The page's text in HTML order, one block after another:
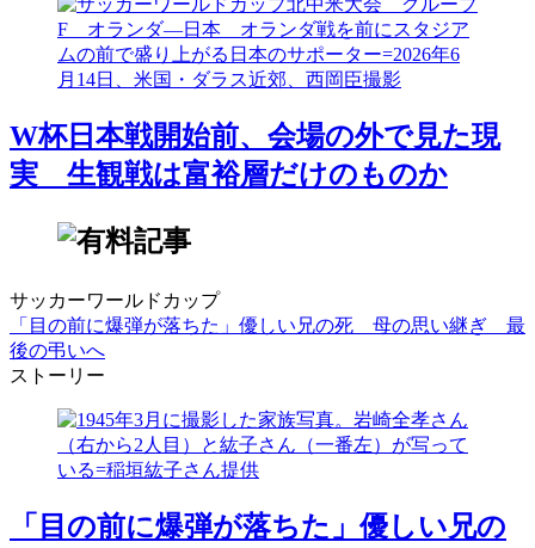
W杯日本戦開始前、会場の外で見た現
実 生観戦は富裕層だけのものか
サッカーワールドカップ
「目の前に爆弾が落ちた」優しい兄の死 母の思い継ぎ 最
後の弔いへ
ストーリー
「目の前に爆弾が落ちた」優しい兄の